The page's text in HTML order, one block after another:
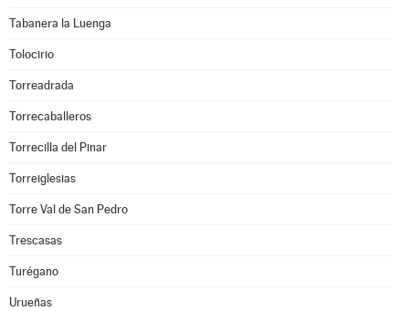
Tabanera la Luenga
Tolocirio
Torreadrada
Torrecaballeros
Torrecilla del Pinar
Torreiglesias
Torre Val de San Pedro
Trescasas
Turégano
Urueñas